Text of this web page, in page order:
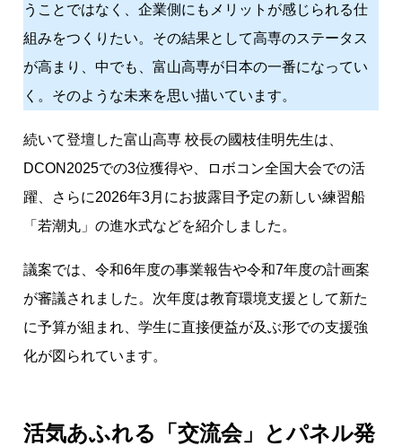
流
会
うことではなく、企業側にもメリットが感じられる仕
組みをつくりたい。その結果として高専のステータス
が高まり、中でも、富山高専が日本の一番になってい
く。そのような未来を思い描いています。
続いて登壇した富山高専 校長の國枝佳明先生は、
DCON2025での3位獲得や、ロボコン全国大会での活
躍、さらに2026年3月にお披露目予定の新しい練習船
「若潮丸」の進水式などを紹介しました。
議案では、令和6年度の事業報告や令和7年度の計画案
が審議されました。次年度は教育環境支援として新た
に予算が組まれ、学生に直接便益が及ぶ形での支援強
化が図られています。
活気あふれる「交流会」とパネル発